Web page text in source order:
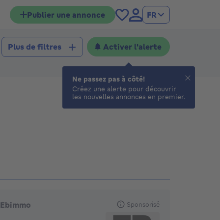
Publier une annonce FR
Plus de filtres Activer l'alerte
en vedette
Ebimmo Sponsorisé
Ne passez pas à côté!
Créez une alerte pour découvrir
les nouvelles annonces en premier.